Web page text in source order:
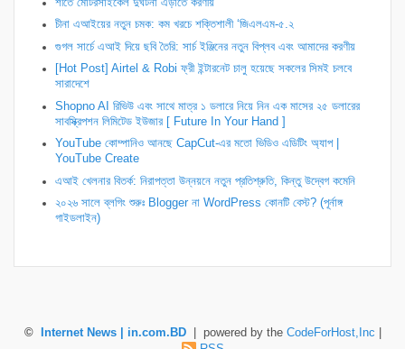
শীতে মোটরসাইকেল দুর্ঘটনা এড়াতে করণীয়
চীনা এআইয়ের নতুন চমক: কম খরচে শক্তিশালী ‘জিএলএম-৫.২
গুগল সার্চে এআই দিয়ে ছবি তৈরি: সার্চ ইঞ্জিনের নতুন বিপ্লব এবং আমাদের করণীয়
[Hot Post] Airtel & Robi ফ্রী ইন্টারনেট চালু হয়েছে সকলের সিমই চলবে
সারাদেশে
Shopno AI রিভিউ এবং সাথে মাত্র ১ ডলারে নিয়ে নিন এক মাসের ২৫ ডলারের
সাবস্ক্রিপশন লিমিটেড ইউজার [ Future In Your Hand ]
YouTube কোম্পানিও আনছে CapCut-এর মতো ভিডিও এডিটিং অ্যাপ |
YouTube Create
এআই খেলনার বিতর্ক: নিরাপত্তা উন্নয়নে নতুন প্রতিশ্রুতি, কিন্তু উদ্বেগ কমেনি
২০২৬ সালে ব্লগিং শুরুঃ Blogger না WordPress কোনটি বেস্ট? (পূর্নাঙ্গ
গাইডলাইন)
© Internet News | in.com.BD| powered by the CodeForHost,Inc